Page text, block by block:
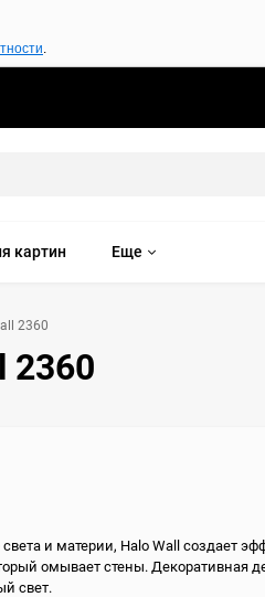
картин Еще
2360
2360
и материи, Halo Wall создает
омывает стены. Декоративная
свет.